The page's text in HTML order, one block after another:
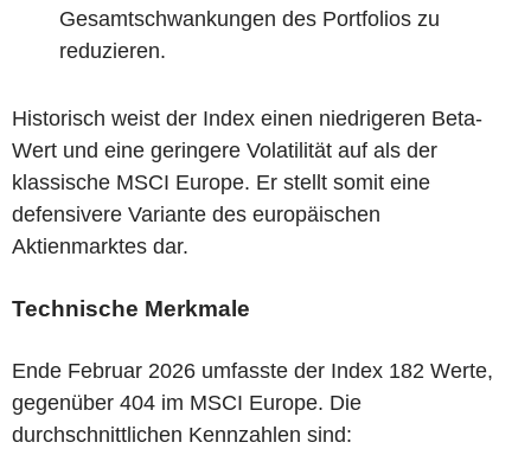
Gesamtschwankungen des Portfolios zu
reduzieren.
Historisch weist der Index einen niedrigeren Beta-
Wert und eine geringere Volatilität auf als der
klassische MSCI Europe. Er stellt somit eine
defensivere Variante des europäischen
Aktienmarktes dar.
Technische Merkmale
Ende Februar 2026 umfasste der Index 182 Werte,
gegenüber 404 im MSCI Europe. Die
durchschnittlichen Kennzahlen sind: